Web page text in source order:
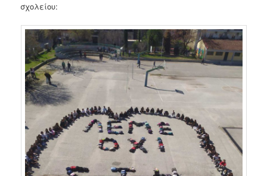
σχολείου: